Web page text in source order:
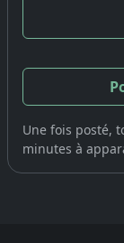
Une fois posté,
minutes à